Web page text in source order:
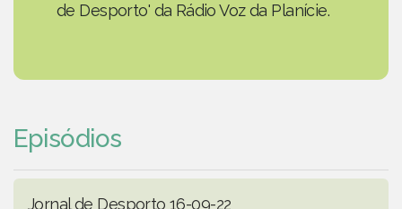
de Desporto' da Rádio Voz da Planície.
Episódios
Jornal de Desporto 16-09-22